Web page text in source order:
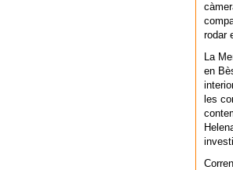
rodar
La
en
les